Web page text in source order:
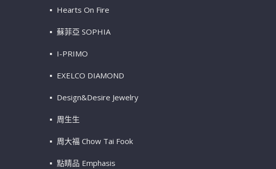
Hearts On Fire
蘇菲亞 SOPHIA
I-PRIMO
EXELCO DIAMOND
Design&Desire Jewelry
周生生
周大福 Chow Tai Fook
點睛品 Emphasis